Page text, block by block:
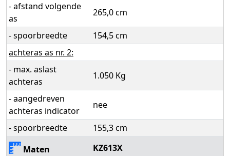
- afstand volgende
as
265,0 cm
- spoorbreedte
154,5 cm
achteras as nr. 2:
- max. aslast
achteras
1.050 Kg
- aangedreven
achteras indicator
nee
- spoorbreedte
155,3 cm
Maten
KZ613X